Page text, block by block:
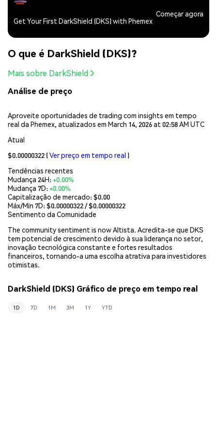
Get Your First DarkShield (DKS) with Phemex
Começar agora
O que é DarkShield (DKS)?
Mais sobre DarkShield
Análise de preço
Aproveite oportunidades de trading com insights em tempo
real da Phemex, atualizados em March 14, 2026 at 02:58 AM UTC
Atual
$0.00000322 (Ver preço em tempo real )
Tendências recentes
Mudança 24H:+0.00%
Mudança 7D:+0.00%
Capitalização de mercado:$0.00
Máx/Mín 7D: $0.00000322/ $0.00000322
Sentimento da Comunidade
The community sentiment is now Altista. Acredita-se que DKS
tem potencial de crescimento devido à sua liderança no setor,
inovação tecnológica constante e fortes resultados
financeiros, tornando-a uma escolha atrativa para investidores
otimistas.
DarkShield (DKS) Gráfico de preço em tempo real
1D 7D 1M 3M 1Y YTD